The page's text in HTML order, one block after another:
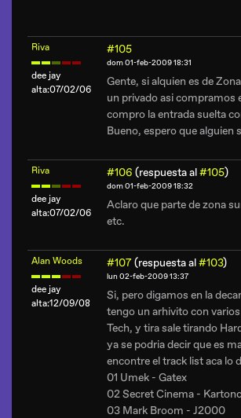
Riva
dee jay
alta:07/02/06
#105
dom 01-feb-2009 18:31
Gente, si alquien es de
un privado asi compramos
compro la entrada suelta
Bueno, espero que alguien
Riva
dee jay
alta:07/02/06
#106 (respuesta al#105)
dom 01-feb-2009 18:32
Aclaro que parte de zona
etc.
Alan Woods
dee jay
alta:12/09/08
#107(respuesta al#103)
lun 02-feb-2009 13:37
Si, pero digamos en la
tengo un arhivito con
Tech, y tira sale tirando
ya se podria decir que es
encontre el track list aca lo
01 Umek - Gatex
02 Secret Cinema -
03 Mark Broom - J2000